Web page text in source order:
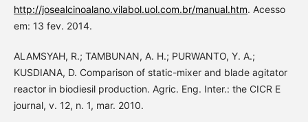
http://josealcinoalano.vilabol.uol.com.br/manual.htm. Acesso
em: 13 fev. 2014.
ALAMSYAH, R.; TAMBUNAN, A. H.; PURWANTO, Y. A.;
KUSDIANA, D. Comparison of static-mixer and blade agitator
reactor in biodiesil production. Agric. Eng. Inter.: the CICR E
journal, v. 12, n. 1, mar. 2010.